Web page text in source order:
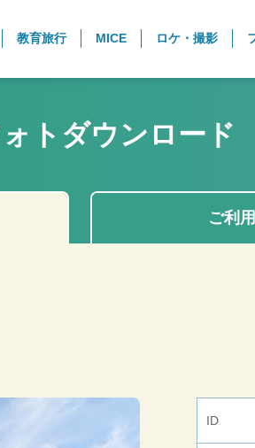
教育旅行 MICE ロケ・撮影
トダウンロード
ご利
ID